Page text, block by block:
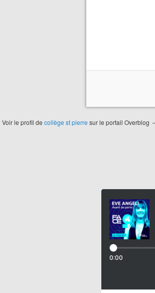
Voir le profil de collège st pierre sur le portail Overblog
0:00